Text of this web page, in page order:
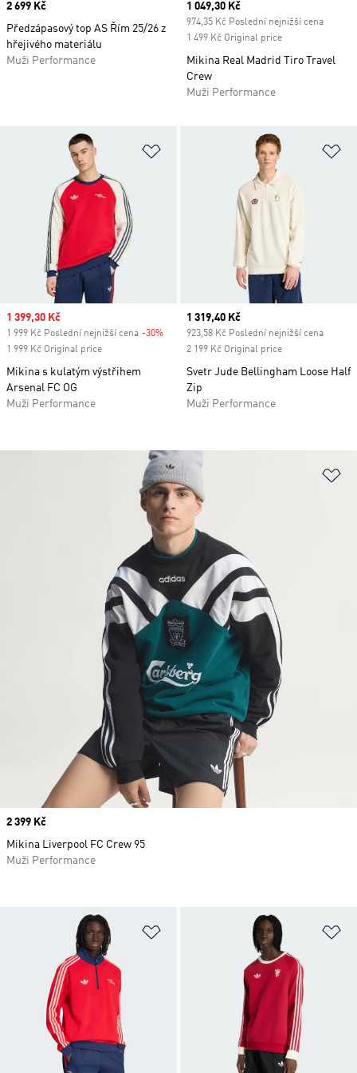
Price
2 699 Kč
Předzápasový top AS Řím 25/26 z
hřejivého materiálu
Muži Performance
Current price
1 049,30 Kč
974,35 Kč Poslední nejnižší cena
1 499 Kč Original price
Mikina Real Madrid Tiro Travel
Crew
Muži Performance
Přidat do seznamu přání
Sale price
1 399,30 Kč
1 999 Kč Poslední nejnižší cena -30% Discount
1 999 Kč Original price
Mikina s kulatým výstřihem
Arsenal FC OG
Muži Performance
Current price
1 319,40 Kč
923,58 Kč Poslední nejnižší cena
2 199 Kč Original price
Svetr Jude Bellingham Loose Half
Zip
Muži Performance
Přidat do seznamu přání
Price
2 399 Kč
Mikina Liverpool FC Crew 95
Muži Performance